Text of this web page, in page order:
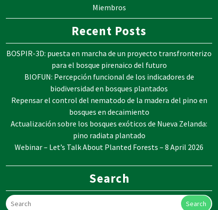
Miembros
Recent Posts
BOSPIR-3D: puesta en marcha de un proyecto transfronterizo
para el bosque pirenaico del futuro
BIOFUN: Percepción funcional de los indicadores de
biodiversidad en bosques plantados
Repensar el control del nematodo de la madera del pino en
bosques en decaimiento
Actualización sobre los bosques exóticos de Nueva Zelanda:
pino radiata plantado
Webinar – Let’s Talk About Planted Forests – 8 April 2026
Search
Search